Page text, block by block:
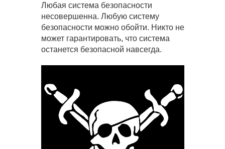
Любая система безопасности
несовершенна. Любую систему
безопасности можно обойти. Никто не
может гарантировать, что система
останется безопасной навсегда.